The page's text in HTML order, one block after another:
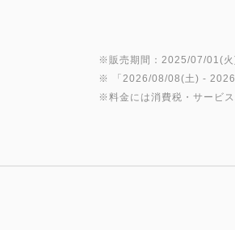
※販売期間：2025/07/01(
※ 「 2026/08/08(土) -
※料金には消費税・サービ